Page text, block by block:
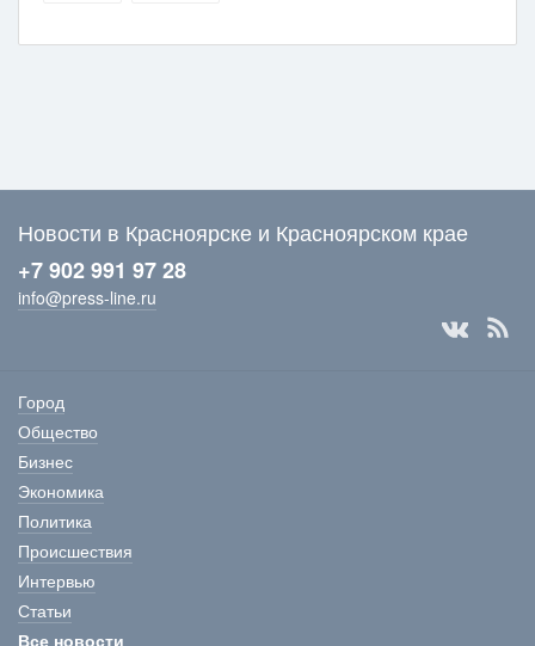
Новости в Красноярске и Красноярском крае
+7 902 991 97 28
info@press-line.ru
Город
Общество
Бизнес
Экономика
Политика
Происшествия
Интервью
Статьи
Все новости